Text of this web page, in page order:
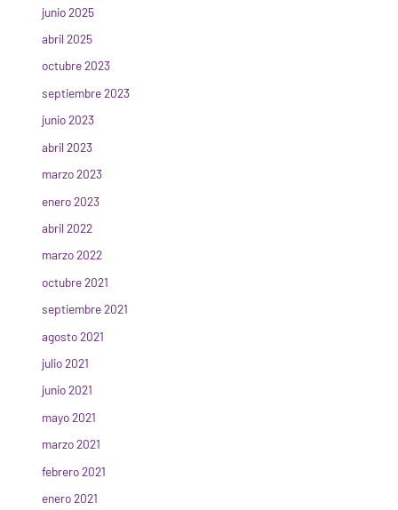
junio 2025
abril 2025
octubre 2023
septiembre 2023
junio 2023
abril 2023
marzo 2023
enero 2023
abril 2022
marzo 2022
octubre 2021
septiembre 2021
agosto 2021
julio 2021
junio 2021
mayo 2021
marzo 2021
febrero 2021
enero 2021